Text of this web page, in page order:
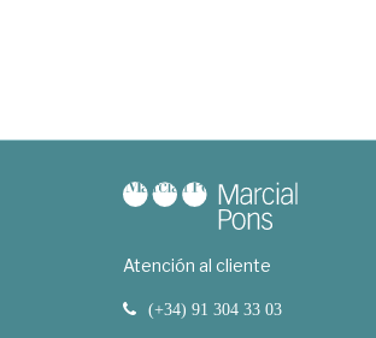
Atención al cliente
(+34) 91 304 33 03